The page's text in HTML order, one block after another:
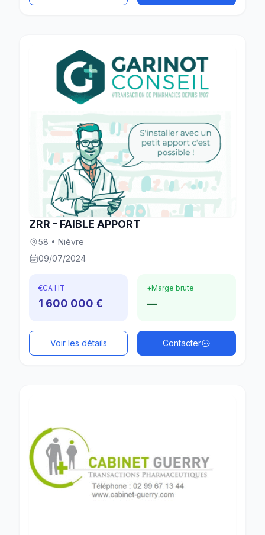
ZRR - FAIBLE APPORT
58 • Nièvre
09/07/2024
€CA HT
1 600 000 €
+Marge brute
—
Voir les détails Contacter